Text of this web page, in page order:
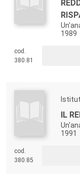
1989
cod.
380.81
IL
1991
cod.
380.85